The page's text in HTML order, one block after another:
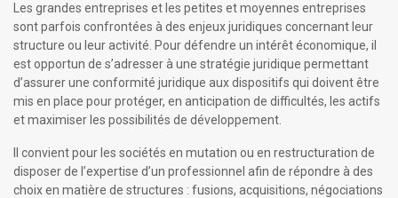
Les grandes entreprises et les petites et moyennes entreprises
sont parfois confrontées à des enjeux juridiques concernant leur
structure ou leur activité. Pour défendre un intérêt économique, il
est opportun de s’adresser à une stratégie juridique permettant
d’assurer une conformité juridique aux dispositifs qui doivent être
mis en place pour protéger, en anticipation de difficultés, les actifs
et maximiser les possibilités de développement.
Il convient pour les sociétés en mutation ou en restructuration de
disposer de l’expertise d’un professionnel afin de répondre à des
choix en matière de structures : fusions, acquisitions, négociations